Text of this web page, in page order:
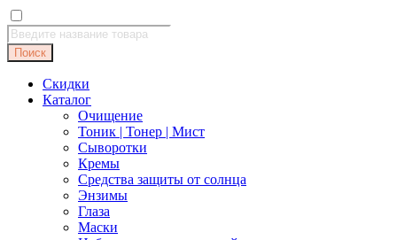
Поиск
товаров
Поиск
Скидки
Каталог
Очищение
Тоник | Тонер | Мист
Сыворотки
Кремы
Средства защиты от солнца
Энзимы
Глаза
Маски